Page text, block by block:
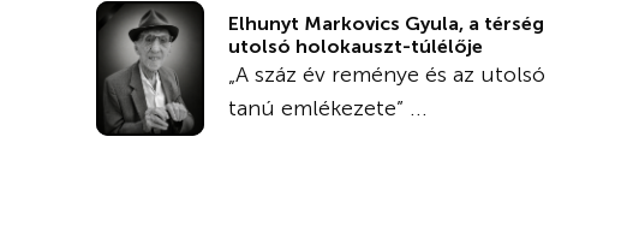
Elhunyt Markovics Gyula, a térség
utolsó holokauszt-túlélője
„A száz év reménye és az utolsó
tanú emlékezete” ...